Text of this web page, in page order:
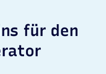
für den